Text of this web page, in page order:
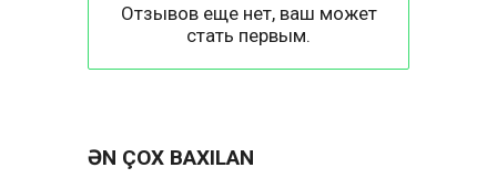
Отзывов еще нет, ваш может
стать первым.
ƏN ÇOX BAXILAN